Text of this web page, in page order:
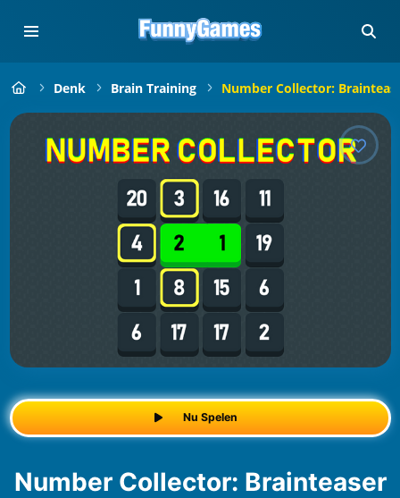
Denk Brain Training Number Collector:
Nu Spelen
Number Collector: Brainteaser